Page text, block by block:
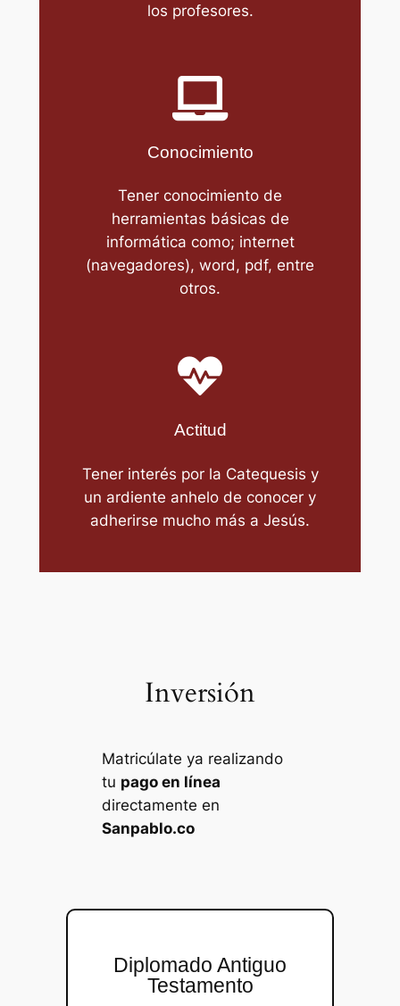
los profesores.
Conocimiento
Tener conocimiento de
herramientas básicas de
informática como; internet
(navegadores), word, pdf, entre
otros.
Actitud
Tener interés por la Catequesis y
un ardiente anhelo de conocer y
adherirse mucho más a Jesús.
Inversión
Matricúlate ya realizando
tu pago en línea
directamente en
Sanpablo.co
Diplomado Antiguo
Testamento